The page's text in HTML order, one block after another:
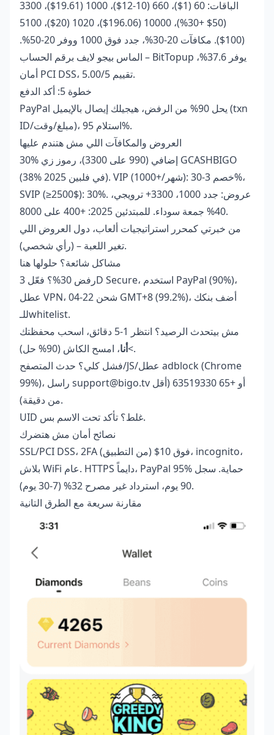
الباقات: 60 (1$)، 660 (10-12$)، 1000 (19.61$)، 3300
(50$ +30%)، 10000 (196.06$)، 1020 (20$)، 5100
(100$). مكافآت 20-30%، جدد فوق 1000 ووفر 20-50%.
الماس بيجو لايف برقم الحساب – BitTopup يوفر 37.6%،
أمان PCI DSS، تقييم 5.00/5.
خطوة 5: أكد الدفع
PayPal يحل 90% من الرفض، هيجيلك إيصال بالإيميل (txn
ID/مبلغ/وقت)، استلام 95%.
العروض والمكافآت اللي مش هتندم عليها
30% إضافي (990 على 3300)، رموز زي GCASHBIGO
(38% في فلبين 2025). VIP (1000+/شهر): خصم 3-30%،
SVIP (≥2500$): 30%. عروض: جدد 1000، 3300+ ترويجي،
40% جمعة سوداء. للمبتدئين 2025: +400 على 8000.
من خبرتي كمحرر استراتيجيات ألعاب، دول العروض اللي
تغير اللعبة – (رأي شخصي).
مشاكل شائعة؟ حلولها هنا
رفض 30%؟ فعّل 3D Secure، استخدم PayPal (90%)،
عطل VPN، شحن 22-04 GMT+8 (99.2%)، أضف بنكك
للـwhitelist.
مش بيتحدث الرصيد؟ انتظر 1-5 دقائق، اسحب محفظتك
>أنا ، امسح الكاش (90% حل).
فشل كلي؟ حدث المتصفح/JS/عطل adblock (Chrome
99%)، راسل support@bigo.tv أو +65 63519330 (أقل
من دقيقة).
UID غلط؟ تأكد تحت الاسم بس.
نصائح أمان مش هتضرك
SSL/PCI DSS، 2FA فوق 10$ (من التطبيق)، incognito،
بلاش WiFi عام. HTTPS دايماً، PayPal 95% حماية. سجل
90 يوم، استرداد غير مصرح 32% (7-30 يوم).
مقارنة سريعة مع الطرق التانية